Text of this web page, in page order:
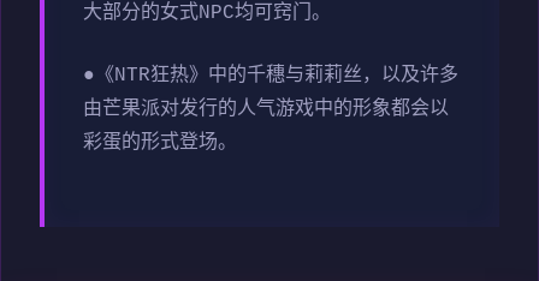
大部分的女式NPC均可窍门。
●《NTR狂热》中的千穗与莉莉丝，以及许多
由芒果派对发行的人气游戏中的形象都会以
彩蛋的形式登场。